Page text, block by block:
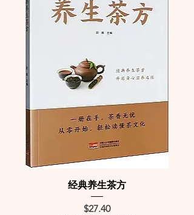
经典养生茶方
Price
$27.40